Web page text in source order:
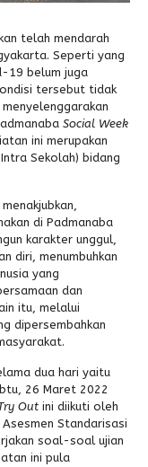
telah mendarah
Seperti yang
19 belum juga
tersebut tidak
Social Week
ini merupakan
Sekolah) bidang
di Padmanaba
karakter unggul,
diri, menumbuhkan
yang
dan
itu, melalui
dipersembahkan
dua hari yaitu
26 Maret 2022
Out ini diikuti oleh
Standarisasi
soal-soal ujian
ini pula